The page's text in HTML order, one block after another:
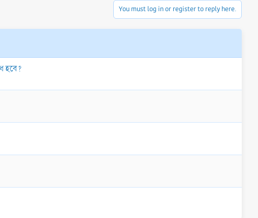
You must log in or register to reply here.
হবে?